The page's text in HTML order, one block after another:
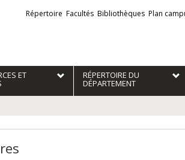
Liens
externes
Répertoire Facultés Bibliothèques Plan
ET RÉPERTOIRE DU
DÉPARTEMENT